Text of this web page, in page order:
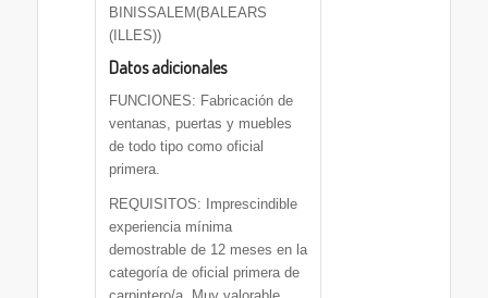
BINISSALEM(BALEARS
(ILLES))
Datos adicionales
FUNCIONES: Fabricación de
ventanas, puertas y muebles
de todo tipo como oficial
primera.
REQUISITOS: Imprescindible
experiencia mínima
demostrable de 12 meses en la
categoría de oficial primera de